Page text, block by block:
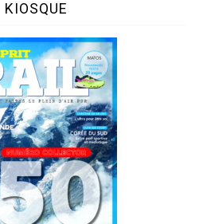
KIOSQUE